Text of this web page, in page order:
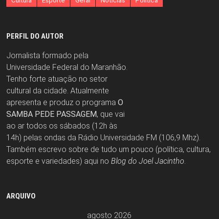
PERFIL DO AUTOR
Jornalista formado pela
Universidade Federal do Maranhão.
Tenho forte atuação no setor
cultural da cidade. Atualmente
apresenta e produz o programa O
SAMBA PEDE PASSAGEM, que vai
ao ar todos os sábados (12h às
14h) pelas ondas da Rádio Universidade FM (106,9 Mhz).
Também escrevo sobre de tudo um pouco (política, cultura,
esporte e variedades) aqui no Blog do Joel Jacintho
ARQUIVO
agosto 2026